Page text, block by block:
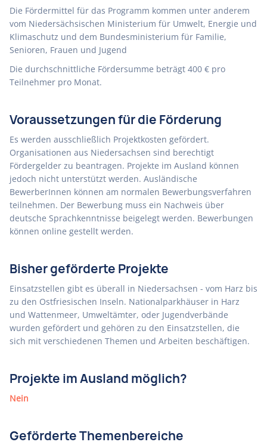
Die Fördermittel für das Programm kommen unter anderem
vom Niedersächsischen Ministerium für Umwelt, Energie und
Klimaschutz und dem Bundesministerium für Familie,
Senioren, Frauen und Jugend
Die durchschnittliche Fördersumme beträgt 400 € pro
Teilnehmer pro Monat.
Voraussetzungen für die Förderung
Es werden ausschließlich Projektkosten gefördert.
Organisationen aus Niedersachsen sind berechtigt
Fördergelder zu beantragen. Projekte im Ausland können
jedoch nicht unterstützt werden. Ausländische
BewerberInnen können am normalen Bewerbungsverfahren
teilnehmen. Der Bewerbung muss ein Nachweis über
deutsche Sprachkenntnisse beigelegt werden. Bewerbungen
können online gestellt werden.
Bisher geförderte Projekte
Einsatzstellen gibt es überall in Niedersachsen - vom Harz bis
zu den Ostfriesischen Inseln. Nationalparkhäuser in Harz
und Wattenmeer, Umweltämter, oder Jugendverbände
wurden gefördert und gehören zu den Einsatzstellen, die
sich mit verschiedenen Themen und Arbeiten beschäftigen.
Projekte im Ausland möglich?
Nein
Geförderte Themenbereiche